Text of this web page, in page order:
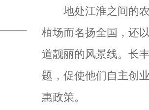
地处江淮之间的农
植场而名扬全国，还
道靓丽的风景线。 长
题，促使他们自主创
惠政策。